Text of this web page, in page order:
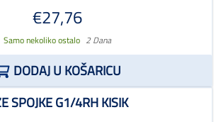
€27,76
Samo nekoliko ostalo 2 Dana
DODAJ U KOŠARICU
SPOJKE G1/4RH KISIK